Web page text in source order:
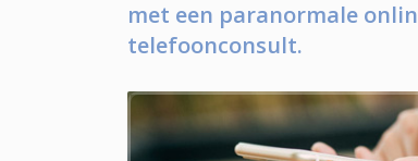
met een paranormale
telefoonconsult.